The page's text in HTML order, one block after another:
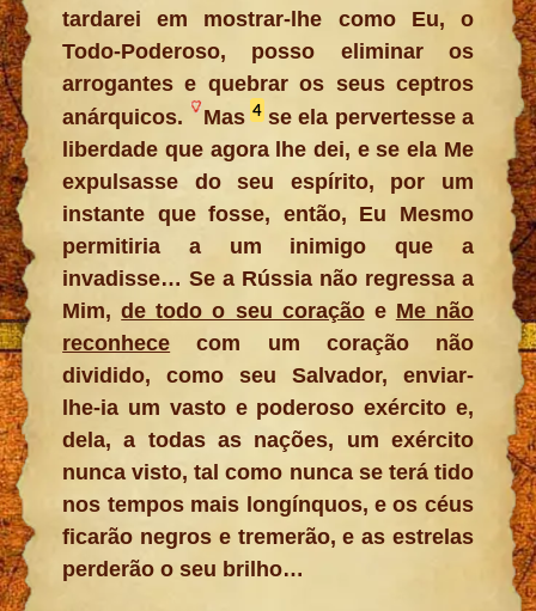
tardarei em mostrar-lhe como Eu, o
Todo-Poderoso, posso eliminar os
arrogantes e quebrar os seus ceptros
anárquicos.
Mas 4 se ela pervertesse a
liberdade que agora lhe dei, e se ela Me
expulsasse do seu espírito, por um
instante que fosse, então, Eu Mesmo
permitiria a um inimigo que a
invadisse… Se a Rússia não regressa a
Mim,de todo o seu coraçãoe Me não
reconhece com um coração não
dividido, como seu Salvador, enviar-
lhe-ia um vasto e poderoso exército e,
dela, a todas as nações, um exército
nunca visto, tal como nunca se terá tido
nos tempos mais longínquos, e os céus
ficarão negros e tremerão, e as estrelas
perderão o seu brilho…